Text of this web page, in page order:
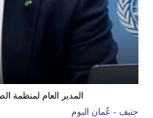
المدير العام لمنظمة
جنيف - عُمان اليوم